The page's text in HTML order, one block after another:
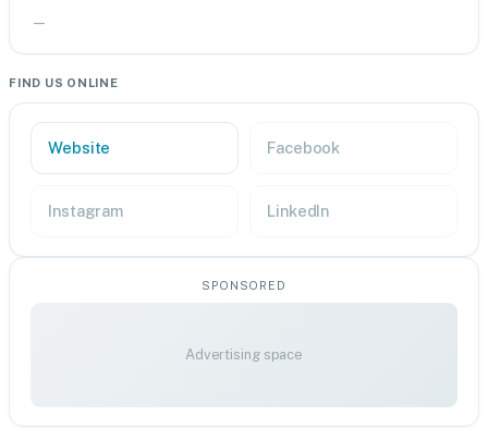
—
FIND US ONLINE
Website Facebook
Instagram LinkedIn
SPONSORED
Advertising space